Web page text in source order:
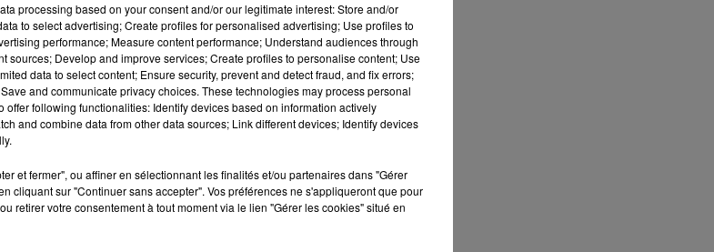
processing based on your consent and/or our legitimate interest: Store and/or
to select advertising; Create profiles for personalised advertising; Use profiles to
performance; Measure content performance; Understand audiences through
sources; Develop and improve services; Create profiles to personalise content; Use
data to select content; Ensure security, prevent and detect fraud, and fix errors;
and communicate privacy choices. These technologies may process personal
offer following functionalities: Identify devices based on information actively
and combine data from other data sources; Link different devices; Identify devices
et fermer", ou affiner en sélectionnant les finalités et/ou partenaires dans "Gérer
cliquant sur "Continuer sans accepter". Vos préférences ne s'appliqueront que pour
retirer votre consentement à tout moment via le lien "Gérer les cookies" situé en